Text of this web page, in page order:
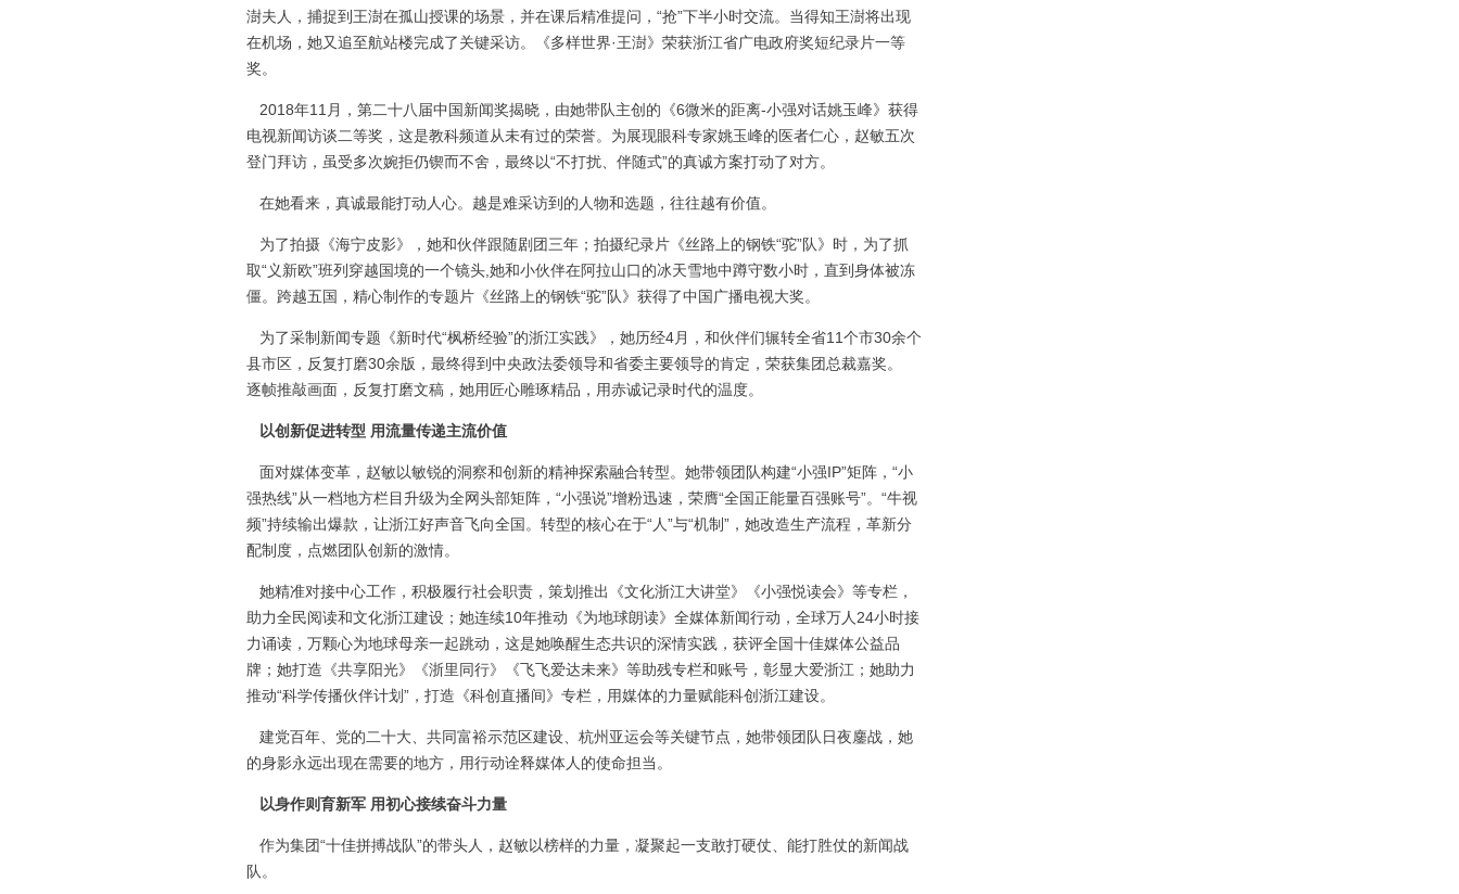
澍夫人，捕捉到王澍在孤山授课的场景，并在课后精准提问，“抢”下半小时交流。当得知王澍将出现
在机场，她又追至航站楼完成了关键采访。《多样世界·王澍》荣获浙江省广电政府奖短纪录片一等
奖。
2018年11月，第二十八届中国新闻奖揭晓，由她带队主创的《6微米的距离-小强对话姚玉峰》获得
电视新闻访谈二等奖，这是教科频道从未有过的荣誉。为展现眼科专家姚玉峰的医者仁心，赵敏五次
登门拜访，虽受多次婉拒仍锲而不舍，最终以“不打扰、伴随式”的真诚方案打动了对方。
在她看来，真诚最能打动人心。越是难采访到的人物和选题，往往越有价值。
为了拍摄《海宁皮影》，她和伙伴跟随剧团三年；拍摄纪录片《丝路上的钢铁“驼”队》时，为了抓
取“义新欧”班列穿越国境的一个镜头,她和小伙伴在阿拉山口的冰天雪地中蹲守数小时，直到身体被冻
僵。跨越五国，精心制作的专题片《丝路上的钢铁“驼”队》获得了中国广播电视大奖。
为了采制新闻专题《新时代“枫桥经验”的浙江实践》，她历经4月，和伙伴们辗转全省11个市30余个
县市区，反复打磨30余版，最终得到中央政法委领导和省委主要领导的肯定，荣获集团总裁嘉奖。
逐帧推敲画面，反复打磨文稿，她用匠心雕琢精品，用赤诚记录时代的温度。
以创新促进转型 用流量传递主流价值
面对媒体变革，赵敏以敏锐的洞察和创新的精神探索融合转型。她带领团队构建“小强IP”矩阵，“小
强热线”从一档地方栏目升级为全网头部矩阵，“小强说”增粉迅速，荣膺“全国正能量百强账号”。“牛视
频”持续输出爆款，让浙江好声音飞向全国。转型的核心在于“人”与“机制”，她改造生产流程，革新分
配制度，点燃团队创新的激情。
她精准对接中心工作，积极履行社会职责，策划推出《文化浙江大讲堂》《小强悦读会》等专栏，
助力全民阅读和文化浙江建设；她连续10年推动《为地球朗读》全媒体新闻行动，全球万人24小时接
力诵读，万颗心为地球母亲一起跳动，这是她唤醒生态共识的深情实践，获评全国十佳媒体公益品
牌；她打造《共享阳光》《浙里同行》《飞飞爱达未来》等助残专栏和账号，彰显大爱浙江；她助力
推动“科学传播伙伴计划”，打造《科创直播间》专栏，用媒体的力量赋能科创浙江建设。
建党百年、党的二十大、共同富裕示范区建设、杭州亚运会等关键节点，她带领团队日夜鏖战，她
的身影永远出现在需要的地方，用行动诠释媒体人的使命担当。
以身作则育新军 用初心接续奋斗力量
作为集团“十佳拼搏战队”的带头人，赵敏以榜样的力量，凝聚起一支敢打硬仗、能打胜仗的新闻战
队。